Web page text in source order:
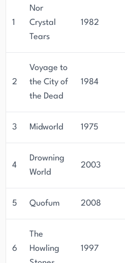
1
Nor
Crystal
Tears
1982
2
Voyage to
the City of
the Dead
1984
3 Midworld 1975
4
Drowning
World
2003
5 Quofum 2008
6
The
Howling
1997